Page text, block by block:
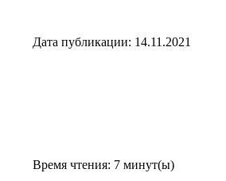
Дата публикации: 14.11.2021
Время чтения: 7 минут(ы)